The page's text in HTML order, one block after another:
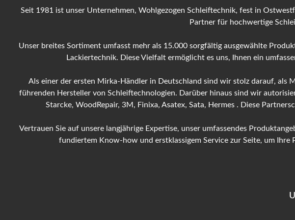
Seit 1981 ist unser Unternehmen, Wohlgezogen Schleiftechnik, fest in
Partner für hochwertige
Unser breites Sortiment umfasst mehr als 15.000 sorgfältig ausgewählte
Lackiertechnik. Diese Vielfalt ermöglicht es uns, Ihnen ein
Als einer der ersten Mirka-Händler in Deutschland sind wir stolz darauf, als
führenden Hersteller von Schleiftechnologien. Darüber hinaus sind wir
Starcke, WoodRepair, 3M, Finixa, Asatex, Sata, Hermes . Diese
Vertrauen Sie auf unsere langjährige Expertise, unser umfassendes
fundiertem Know-how und erstklassigem Service zur Seite, um Ihre